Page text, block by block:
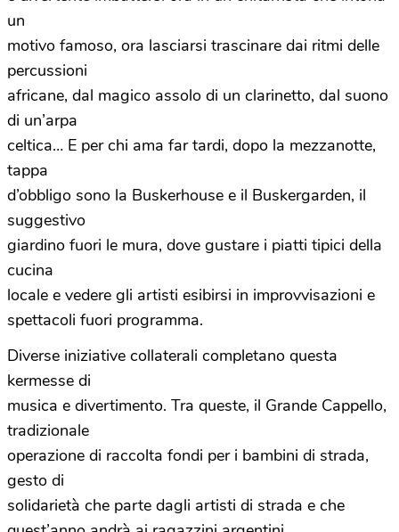
un
motivo famoso, ora lasciarsi trascinare dai ritmi delle
percussioni
africane, dal magico assolo di un clarinetto, dal suono
di un’arpa
celtica… E per chi ama far tardi, dopo la mezzanotte,
tappa
d’obbligo sono la Buskerhouse e il Buskergarden, il
suggestivo
giardino fuori le mura, dove gustare i piatti tipici della
cucina
locale e vedere gli artisti esibirsi in improvvisazioni e
spettacoli fuori programma.
Diverse iniziative collaterali completano questa
kermesse di
musica e divertimento. Tra queste, il Grande Cappello,
tradizionale
operazione di raccolta fondi per i bambini di strada,
gesto di
solidarietà che parte dagli artisti di strada e che